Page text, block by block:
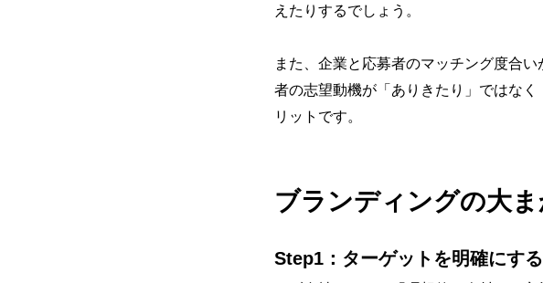
えたりするでしょう。
また、企業と応募者のマッチング度合
者の志望動機が「ありきたり」ではな
リットです。
ブランディングの大
Step1：ターゲットを明確にする